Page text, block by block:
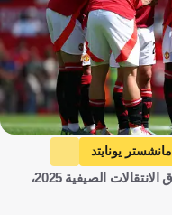
مانشستر يونايتد
تعرف على صفقات مانشستر يونايتد في سوق الانتقالات الصيفية 2025،